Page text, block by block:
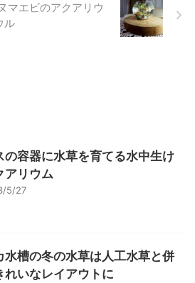
マエビのアクアリウ
ル
の容器に水草を育てる水中生け
アリウム
5/27
水槽の冬の水草は人工水草と併
れいなレイアウトに